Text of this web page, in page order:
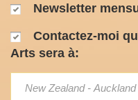
Newsletter
Contactez-moi
Arts sera à: